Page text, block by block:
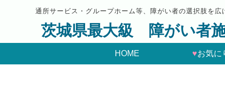
通所サービス・グループホーム等、障がい者の選択肢を広
茨城県最大級 障がい者
HOME ♥お気に